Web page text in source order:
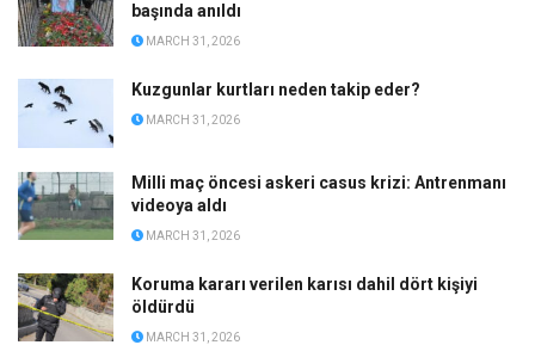
başında anıldı
MARCH 31, 2026
Kuzgunlar kurtları neden takip eder?
MARCH 31, 2026
Milli maç öncesi askeri casus krizi: Antrenmanı
videoya aldı
MARCH 31, 2026
Koruma kararı verilen karısı dahil dört kişiyi
öldürdü
MARCH 31, 2026